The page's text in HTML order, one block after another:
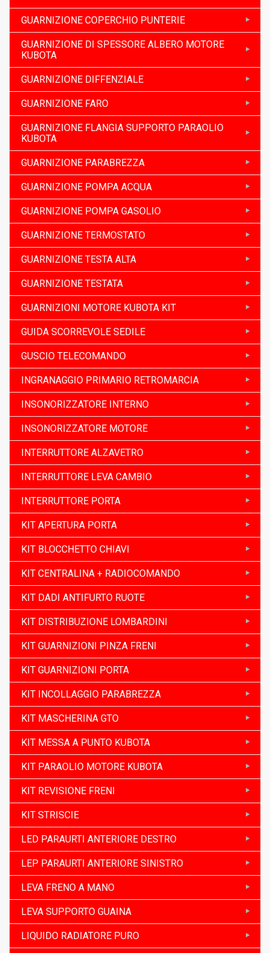
GUARNIZIONE COPERCHIO PUNTERIE
GUARNIZIONE DI SPESSORE ALBERO MOTORE
KUBOTA
GUARNIZIONE DIFFENZIALE
GUARNIZIONE FARO
GUARNIZIONE FLANGIA SUPPORTO PARAOLIO
KUBOTA
GUARNIZIONE PARABREZZA
GUARNIZIONE POMPA ACQUA
GUARNIZIONE POMPA GASOLIO
GUARNIZIONE TERMOSTATO
GUARNIZIONE TESTA ALTA
GUARNIZIONE TESTATA
GUARNIZIONI MOTORE KUBOTA KIT
GUIDA SCORREVOLE SEDILE
GUSCIO TELECOMANDO
INGRANAGGIO PRIMARIO RETROMARCIA
INSONORIZZATORE INTERNO
INSONORIZZATORE MOTORE
INTERRUTTORE ALZAVETRO
INTERRUTTORE LEVA CAMBIO
INTERRUTTORE PORTA
KIT APERTURA PORTA
KIT BLOCCHETTO CHIAVI
KIT CENTRALINA + RADIOCOMANDO
KIT DADI ANTIFURTO RUOTE
KIT DISTRIBUZIONE LOMBARDINI
KIT GUARNIZIONI PINZA FRENI
KIT GUARNIZIONI PORTA
KIT INCOLLAGGIO PARABREZZA
KIT MASCHERINA GTO
KIT MESSA A PUNTO KUBOTA
KIT PARAOLIO MOTORE KUBOTA
KIT REVISIONE FRENI
KIT STRISCIE
LED PARAURTI ANTERIORE DESTRO
LEP PARAURTI ANTERIORE SINISTRO
LEVA FRENO A MANO
LEVA SUPPORTO GUAINA
LIQUIDO RADIATORE PURO